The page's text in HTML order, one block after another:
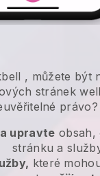
, můžete být
stránek
právo?
upravte obsah,
stránku a
které